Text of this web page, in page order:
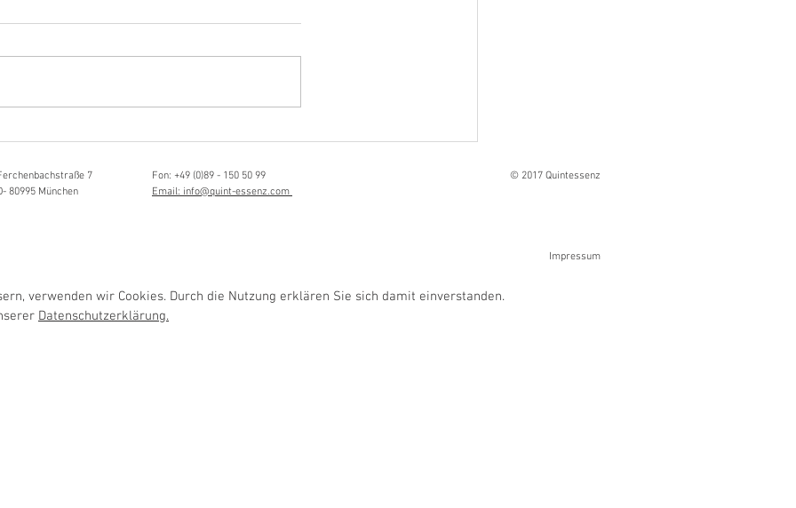
Grenzgängerin
7
80995 München
Fon: +49 (0)89 - 150 50 99
Email: info@quint-essenz.com
© 2017 Quintessenz
Impressum
verwenden wir Cookies. Durch die Nutzung erklären Sie sich damit einverstanden.
Datenschutzerklärung.